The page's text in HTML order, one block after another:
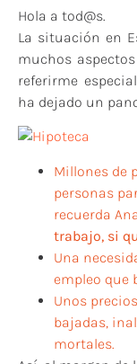
Hola a tod@s.
La situación en
muchos
referirme
ha dejado un
Millones de
personas
recuerda
trabajo, si
Una
empleo que
Unos
bajadas,
mortales.